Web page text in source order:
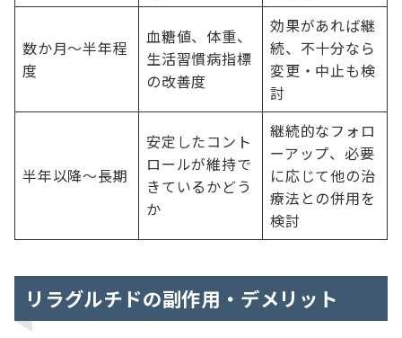
数か月～半年程
度
血糖値、体重、
生活習慣病指標
の改善度
効果があれば継
続、不十分なら
変更・中止も検
討
半年以降～長期
安定したコント
ロールが維持で
きているかどう
か
継続的なフォロ
ーアップ、必要
に応じて他の治
療法との併用を
検討
リラグルチドの副作用・デメリット